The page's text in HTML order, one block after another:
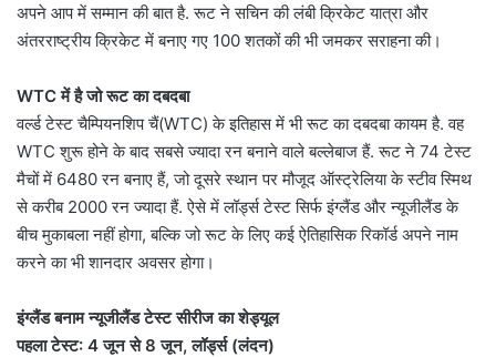
अपने आप में सम्मान की बात है. रूट ने सचिन की लंबी क्रिकेट यात्रा और
अंतरराष्ट्रीय क्रिकेट में बनाए गए 100 शतकों की भी जमकर सराहना की।
WTC में है जो रूट का दबदबा
वर्ल्ड टेस्ट चैम्प‍ियनश‍िप चैं(WTC) के इतिहास में भी रूट का दबदबा कायम है. वह
WTC शुरू होने के बाद सबसे ज्यादा रन बनाने वाले बल्लेबाज हैं. रूट ने 74 टेस्ट
मैचों में 6480 रन बनाए हैं, जो दूसरे स्थान पर मौजूद ऑस्ट्रेलिया के स्टीव स्मिथ
से करीब 2000 रन ज्यादा हैं. ऐसे में लॉर्ड्स टेस्ट सिर्फ इंग्लैंड और न्यूजीलैंड के
बीच मुकाबला नहीं होगा, बल्कि जो रूट के लिए कई ऐतिहासिक रिकॉर्ड अपने नाम
करने का भी शानदार अवसर होगा।
इंग्लैंड बनाम न्यूजीलैंड टेस्ट सीरीज का शेड्यूल
पहला टेस्ट: 4 जून से 8 जून, लॉर्ड्स (लंदन)